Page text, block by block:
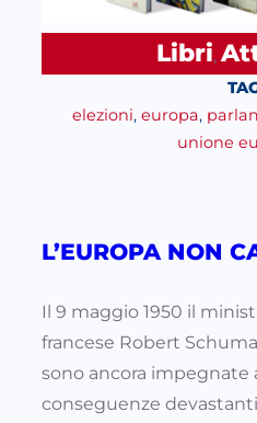
Libri,
elezioni, europa,
unione
L’EUROPA NON
Il 9 maggio 1950 il
francese Robert
sono ancora impegnate
conseguenze